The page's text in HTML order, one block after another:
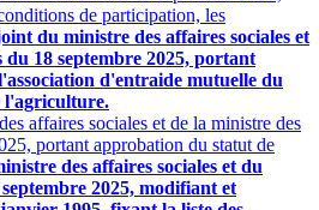
de participation, les
du ministre des affaires sociales et
du 18 septembre 2025, portant
d'entraide mutuelle du
l'agriculture.
affaires sociales et de la ministre des
portant approbation du statut de
des affaires sociales et du
2025, modifiant et